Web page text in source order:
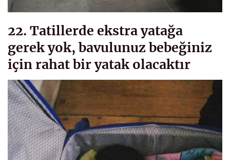
22. Tatillerde ekstra yatağa
gerek yok, bavulunuz bebeğiniz
için rahat bir yatak olacaktır